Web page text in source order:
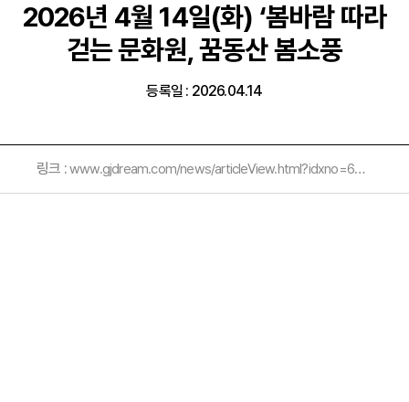
2026년 4월 14일(화) ‘봄바람 따라
걷는 문화원, 꿈동산 봄소풍
등록일 : 2026.04.14
링크 :www.gjdream.com/news/articleView.html?idxno=668659